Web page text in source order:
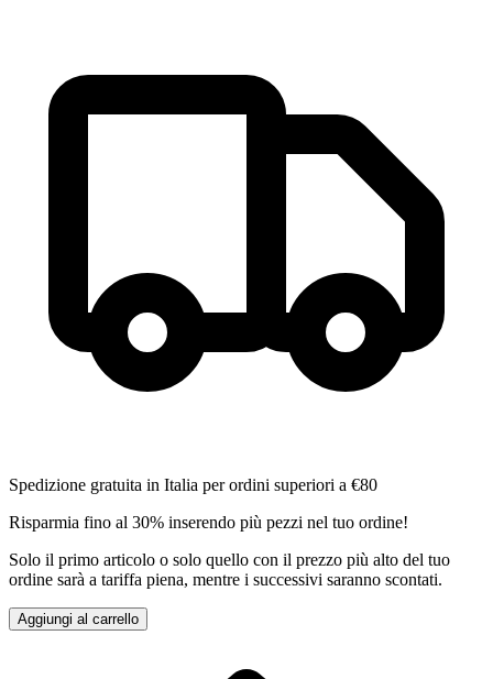
Spedizione gratuita in Italia per ordini superiori a €80
Risparmia fino al 30% inserendo più pezzi nel tuo ordine!
Solo il primo articolo o solo quello con il prezzo più alto del tuo
ordine sarà a tariffa piena, mentre i successivi saranno scontati.
Aggiungi al carrello